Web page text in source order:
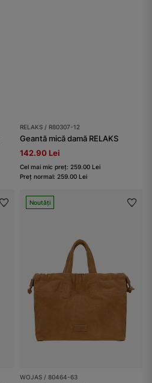
RELAKS / R80307-12
Geantă mică damă RELAKS
142.90 Lei
Cel mai mic preț: 259.00 Lei
Preț normal: 259.00 Lei
Noutăți
WOJAS / 80464-63